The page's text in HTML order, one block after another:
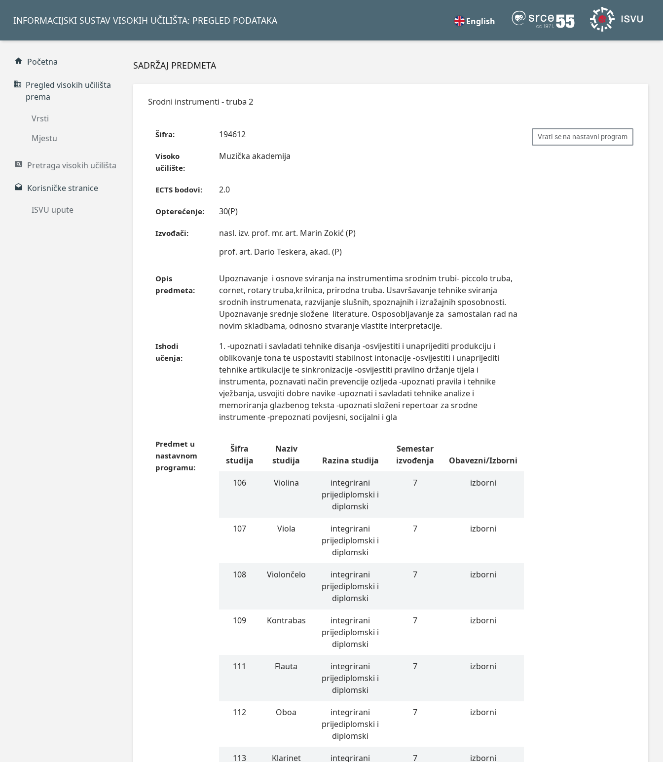
INFORMACIJSKI SUSTAV VISOKIH UČILIŠTA: PREGLED PODATAKA English
Početna
Pregled visokih učilišta
prema
Vrsti
Mjestu
Pretraga visokih učilišta
Korisničke stranice
ISVU upute
SADRŽAJ PREDMETA
Srodni instrumenti - truba 2
Vrati se na nastavni program
Šifra: 194612
Visoko
učilište:
Muzička akademija
ECTS bodovi: 2.0
Opterećenje: 30(P)
Izvođači:
nasl. izv. prof. mr. art. Marin Zokić (P)
prof. art. Dario Teskera, akad. (P)
Opis
predmeta:
Upoznavanje  i osnove sviranja na instrumentima srodnim trubi- piccolo truba,
cornet, rotary truba,krilnica, prirodna truba. Usavršavanje tehnike sviranja
srodnih instrumenata, razvijanje slušnih, spoznajnih i izražajnih sposobnosti.
Upoznavanje srednje složene  literature. Osposobljavanje za  samostalan rad na
novim skladbama, odnosno stvaranje vlastite interpretacije.
Ishodi
učenja:
1. -upoznati i savladati tehnike disanja -osvijestiti i unaprijediti produkciju i
oblikovanje tona te uspostaviti stabilnost intonacije -osvijestiti i unaprijediti
tehnike artikulacije te sinkronizacije -osvijestiti pravilno držanje tijela i
instrumenta, poznavati način prevencije ozljeda -upoznati pravila i tehnike
vježbanja, usvojiti dobre navike -upoznati i savladati tehnike analize i
memoriranja glazbenog teksta -upoznati složeni repertoar za srodne
instrumente -prepoznati povijesni, socijalni i gla
Predmet u
nastavnom
programu:
Šifra
studija
Naziv
studija
Razina studija
Semestar
izvođenja
Obavezni/Izborni
106 Violina
integrirani
prijediplomski i
diplomski
7 izborni
107 Viola
integrirani
prijediplomski i
diplomski
7 izborni
108 Violončelo
integrirani
prijediplomski i
diplomski
7 izborni
109 Kontrabas
integrirani
prijediplomski i
diplomski
7 izborni
111 Flauta
integrirani
prijediplomski i
diplomski
7 izborni
112 Oboa
integrirani
prijediplomski i
diplomski
7 izborni
113 Klarinet
integrirani
7 izborni